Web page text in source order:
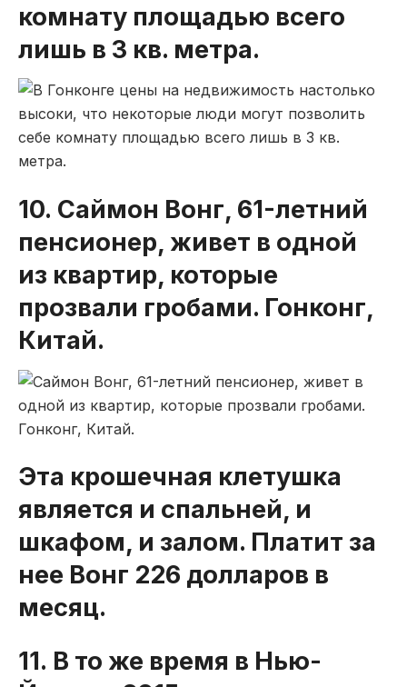
комнату площадью всего
лишь в 3 кв. метра.
10. Саймон Вонг, 61-летний
пенсионер, живет в одной
из квартир, которые
прозвали гробами. Гонконг,
Китай.
Эта крошечная клетушка
является и спальней, и
шкафом, и залом. Платит за
нее Вонг 226 долларов в
месяц.
11. В то же время в Нью-